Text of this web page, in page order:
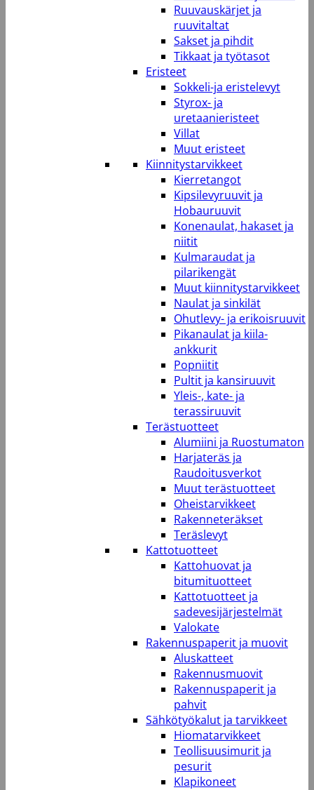
Ruuvauskärjet ja
ruuvitaltat
Sakset ja pihdit
Tikkaat ja työtasot
Eristeet
Sokkeli-ja eristelevyt
Styrox- ja
uretaanieristeet
Villat
Muut eristeet
Kiinnitystarvikkeet
Kierretangot
Kipsilevyruuvit ja
Hobauruuvit
Konenaulat, hakaset ja
niitit
Kulmaraudat ja
pilarikengät
Muut kiinnitystarvikkeet
Naulat ja sinkilät
Ohutlevy- ja erikoisruuvit
Pikanaulat ja kiila-
ankkurit
Popniitit
Pultit ja kansiruuvit
Yleis-, kate- ja
terassiruuvit
Terästuotteet
Alumiini ja Ruostumaton
Harjateräs ja
Raudoitusverkot
Muut terästuotteet
Oheistarvikkeet
Rakenneteräkset
Teräslevyt
Kattotuotteet
Kattohuovat ja
bitumituotteet
Kattotuotteet ja
sadevesijärjestelmät
Valokate
Rakennuspaperit ja muovit
Aluskatteet
Rakennusmuovit
Rakennuspaperit ja
pahvit
Sähkötyökalut ja tarvikkeet
Hiomatarvikkeet
Teollisuusimurit ja
pesurit
Klapikoneet